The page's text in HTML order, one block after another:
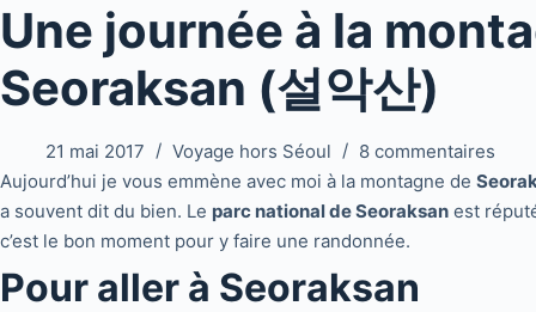
Une journée à la
Seoraksan (설악산)
21 mai 2017 Voyage hors Séoul
8 commentaires
Aujourd’hui je vous emmène avec moi à la montagne de
a souvent dit du bien. Le parc national de Seoraksan est
c’est le bon moment pour y faire une randonnée.
Pour aller à Seoraksan